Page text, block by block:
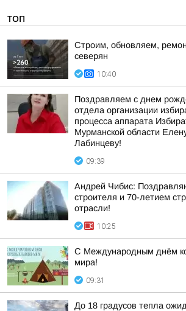
ТОП
Строим, обновляем,
северян
10:40
Поздравляем с днем
отдела организации
процесса аппарата
Мурманской области
Лабинцеву!
09:39
Андрей Чибис:
строителя и 70-летием
отрасли!
10:25
С Международным днём
мира!
09:31
До 18 градусов тепла